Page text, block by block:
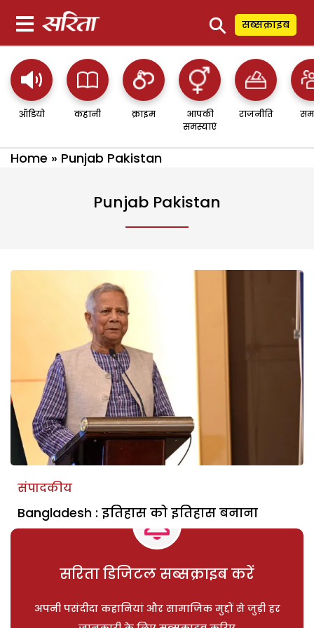
⚲ सब्सक्राइब
ऑडियो कहानी क्राइम
आपकी
समस्याएं
राजनीति
Home » Punjab Pakistan
Punjab Pakistan
संपादकीय
Bangladesh : इतिहास को इतिहास बनाना
सरिता डिजिटल सब्सक्राइब करें
अपनी पसंदीदा कहानियां और सामाजिक मुद्दों से जुड़ी हर